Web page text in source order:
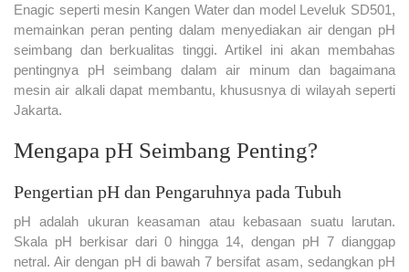
Enagic seperti mesin Kangen Water dan model Leveluk SD501,
memainkan peran penting dalam menyediakan air dengan pH
seimbang dan berkualitas tinggi. Artikel ini akan membahas
pentingnya pH seimbang dalam air minum dan bagaimana
mesin air alkali dapat membantu, khususnya di wilayah seperti
Jakarta.
Mengapa pH Seimbang Penting?
Pengertian pH dan Pengaruhnya pada Tubuh
pH adalah ukuran keasaman atau kebasaan suatu larutan.
Skala pH berkisar dari 0 hingga 14, dengan pH 7 dianggap
netral. Air dengan pH di bawah 7 bersifat asam, sedangkan pH